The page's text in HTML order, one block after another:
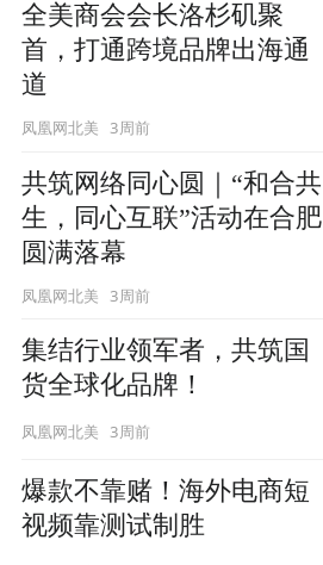
全美商会会长洛杉矶聚
首，打通跨境品牌出海通
道
凤凰网北美 3周前
共筑网络同心圆｜“和合共
生，同心互联”活动在合肥
圆满落幕
凤凰网北美 3周前
集结行业领军者，共筑国
货全球化品牌！
凤凰网北美 3周前
爆款不靠赌！海外电商短
视频靠测试制胜